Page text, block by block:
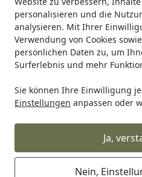
personalisieren und die
analysieren. Mit Ihrer
Verwendung von Cookies
persönlichen Daten zu, um
Surferlebnis und mehr
Sie können Ihre Einwilligung
Einstellungen anpassen oder
Ja,
Nein,
Karibu Pools inkl. gratis
Starterset
Startseite
Alles für den Garten
Weka 28 mm